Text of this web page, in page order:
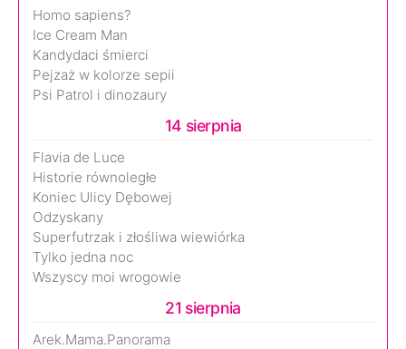
Homo sapiens?
Ice Cream Man
Kandydaci śmierci
Pejzaż w kolorze sepii
Psi Patrol i dinozaury
14 sierpnia
Flavia de Luce
Historie równoległe
Koniec Ulicy Dębowej
Odzyskany
Superfutrzak i złośliwa wiewiórka
Tylko jedna noc
Wszyscy moi wrogowie
21 sierpnia
Arek.Mama.Panorama